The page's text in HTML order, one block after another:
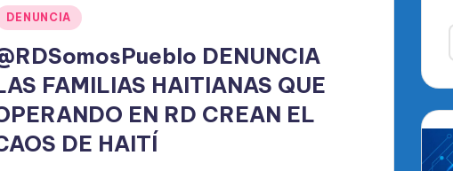
DENUNCIA
DENUNCIA
FAMILIAS HAITIANAS QUE
EN RD CREAN EL
DE HAITÍ